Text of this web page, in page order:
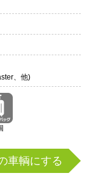
、他)
車輌にする